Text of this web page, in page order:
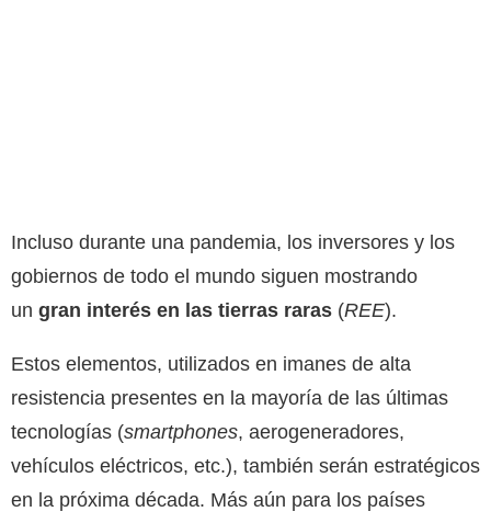
Incluso durante una pandemia, los inversores y los
gobiernos de todo el mundo siguen mostrando
un gran interés en las tierras raras (REE).
Estos elementos, utilizados en imanes de alta
resistencia presentes en la mayoría de las últimas
tecnologías (smartphones, aerogeneradores,
vehículos eléctricos, etc.), también serán estratégicos
en la próxima década. Más aún para los países